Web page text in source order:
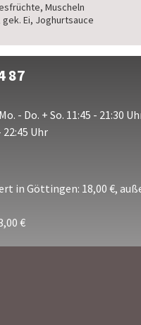
Muscheln
gek. Ei, Joghurtsauce
87
- Do. + So. 11:45 - 21:30
22:45 Uhr
in Göttingen: 18,00 €,
€